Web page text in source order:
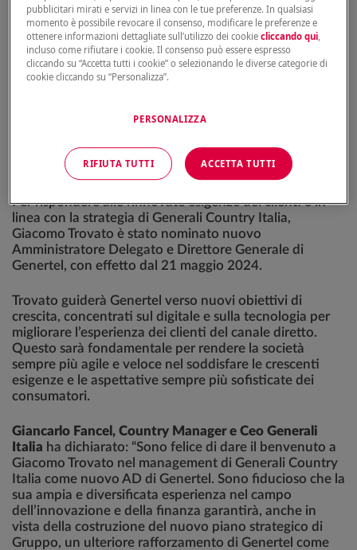
Per rispondere alle rinnovate esigenze dei clienti e in
linea con la strategia di Generali Country Italia,
Giacomo Trovato è stato nominato nuovo
Amministratore Delegato e Direttore Generale di
Genertel, con effetto dal 21 maggio 2024.
Trovato guiderà Genertel verso nuovi obiettivi di
crescita, concentrati sul digitale e sulla tecnologia per
migliorare l’esperienza dei clienti del canale diretto.
Questo sarà fondamentale per rendere la società
sempre più agile e veloce nel soddisfare le crescenti
esigenze e le aspettative sempre più sofisticate dei
consumatori.
Giancarlo Fancel, Country Manager e Ceo Generali
Italia ha dichiarato: “Sono felice di dare il benvenuto a
Giacomo Trovato nel management di Generali Country
Italia come nuovo AD di Genertel. Sono fiducioso che la
sua ampia e diversificata esperienza nel campo
dell’innovazione e della finanza garantirà, anche in
vista della costruzione del nuovo piano strategico di
Gruppo, un ulteriore rafforzamento di Genertel come
pubblicitari mirati e servizi in linea con le tue preferenze. In qualsiasi
momento è possibile revocare il consenso, modificare le preferenze e
ottenere informazioni dettagliate sull’utilizzo dei cookiecliccando qui
incluso come rifiutare i cookie. Il consenso può essere espresso
cliccando su “Accetta tutti i cookie” o selezionando le diverse categorie di
cookie cliccando su “Personalizza”.
PERSONALIZZA
RIFIUTA TUTTI ACCETTA TUTTI